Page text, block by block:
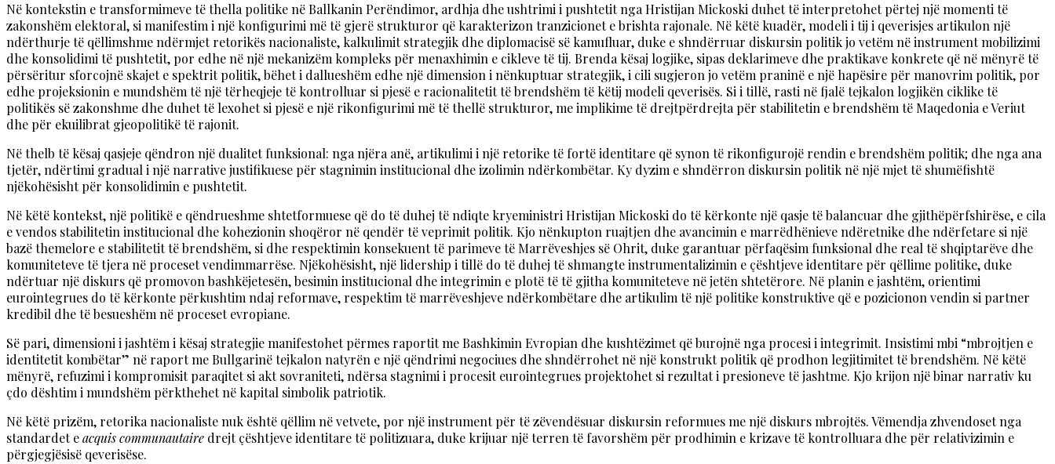
Në kontekstin e transformimeve të thella politike në Ballkanin Perëndimor, ardhja dhe ushtrimi i pushtetit nga Hristijan Mickoski duhet të interpretohet përtej një momenti të
zakonshëm elektoral, si manifestim i një konfigurimi më të gjerë strukturor që karakterizon tranzicionet e brishta rajonale. Në këtë kuadër, modeli i tij i qeverisjes artikulon një
ndërthurje të qëllimshme ndërmjet retorikës nacionaliste, kalkulimit strategjik dhe diplomacisë së kamufluar, duke e shndërruar diskursin politik jo vetëm në instrument mobilizimi
dhe konsolidimi të pushtetit, por edhe në një mekanizëm kompleks për menaxhimin e cikleve të tij. Brenda kësaj logjike, sipas deklarimeve dhe praktikave konkrete që në mënyrë të
përsëritur sforcojnë skajet e spektrit politik, bëhet i dallueshëm edhe një dimension i nënkuptuar strategjik, i cili sugjeron jo vetëm praninë e një hapësire për manovrim politik, por
edhe projeksionin e mundshëm të një tërheqjeje të kontrolluar si pjesë e racionalitetit të brendshëm të këtij modeli qeverisës. Si i tillë, rasti në fjalë tejkalon logjikën ciklike të
politikës së zakonshme dhe duhet të lexohet si pjesë e një rikonfigurimi më të thellë strukturor, me implikime të drejtpërdrejta për stabilitetin e brendshëm të Maqedonia e Veriut
dhe për ekuilibrat gjeopolitikë të rajonit.
Në thelb të kësaj qasjeje qëndron një dualitet funksional: nga njëra anë, artikulimi i një retorike të fortë identitare që synon të rikonfigurojë rendin e brendshëm politik; dhe nga ana
tjetër, ndërtimi gradual i një narrative justifikuese për stagnimin institucional dhe izolimin ndërkombëtar. Ky dyzim e shndërron diskursin politik në një mjet të shumëfishtë
njëkohësisht për konsolidimin e pushtetit.
Në këtë kontekst, një politikë e qëndrueshme shtetformuese që do të duhej të ndiqte kryeministri Hristijan Mickoski do të kërkonte një qasje të balancuar dhe gjithëpërfshirëse, e cila
e vendos stabilitetin institucional dhe kohezionin shoqëror në qendër të veprimit politik. Kjo nënkupton ruajtjen dhe avancimin e marrëdhënieve ndëretnike dhe ndërfetare si një
bazë themelore e stabilitetit të brendshëm, si dhe respektimin konsekuent të parimeve të Marrëveshjes së Ohrit, duke garantuar përfaqësim funksional dhe real të shqiptarëve dhe
komuniteteve të tjera në proceset vendimmarrëse. Njëkohësisht, një lidership i tillë do të duhej të shmangte instrumentalizimin e çështjeve identitare për qëllime politike, duke
ndërtuar një diskurs që promovon bashkëjetesën, besimin institucional dhe integrimin e plotë të të gjitha komuniteteve në jetën shtetërore. Në planin e jashtëm, orientimi
eurointegrues do të kërkonte përkushtim ndaj reformave, respektim të marrëveshjeve ndërkombëtare dhe artikulim të një politike konstruktive që e pozicionon vendin si partner
kredibil dhe të besueshëm në proceset evropiane.
Së pari, dimensioni i jashtëm i kësaj strategjie manifestohet përmes raportit me Bashkimin Evropian dhe kushtëzimet që burojnë nga procesi i integrimit. Insistimi mbi “mbrojtjen e
identitetit kombëtar” në raport me Bullgarinë tejkalon natyrën e një qëndrimi negociues dhe shndërrohet në një konstrukt politik që prodhon legjitimitet të brendshëm. Në këtë
mënyrë, refuzimi i kompromisit paraqitet si akt sovraniteti, ndërsa stagnimi i procesit eurointegrues projektohet si rezultat i presioneve të jashtme. Kjo krijon një binar narrativ ku
çdo dështim i mundshëm përkthehet në kapital simbolik patriotik.
Në këtë prizëm, retorika nacionaliste nuk është qëllim në vetvete, por një instrument për të zëvendësuar diskursin reformues me një diskurs mbrojtës. Vëmendja zhvendoset nga
standardet eacquis communautaire drejt çështjeve identitare të politizuara, duke krijuar një terren të favorshëm për prodhimin e krizave të kontrolluara dhe për relativizimin e
përgjegjësisë qeverisëse.